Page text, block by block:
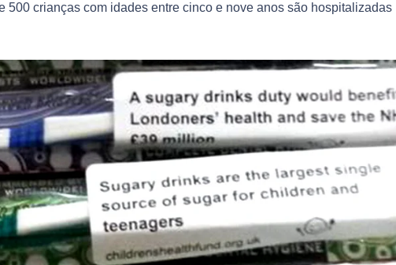
500 crianças com idades entre cinco e nove anos são hospitalizadas